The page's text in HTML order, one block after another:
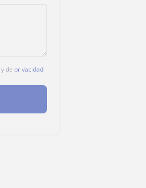
y de privacidad